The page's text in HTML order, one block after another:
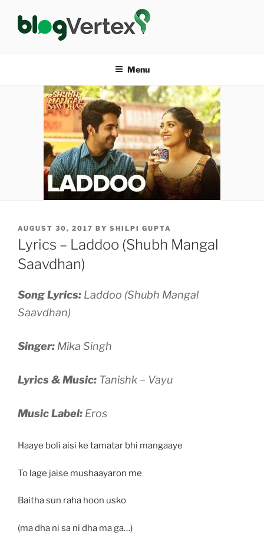
content
Menu
POSTED
ON
AUGUST 30, 2017 BY SHILPI GUPTA
Lyrics – Laddoo (Shubh Mangal
Saavdhan)
Song Lyrics: Laddoo (Shubh Mangal
Saavdhan)
Singer: Mika Singh
Lyrics & Music: Tanishk – Vayu
Music Label: Eros
Haaye boli aisi ke tamatar bhi mangaaye
To lage jaise mushaayaron me
Baitha sun raha hoon usko
(ma dha ni sa ni dha ma ga…)